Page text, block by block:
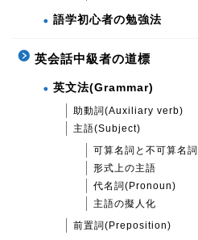
語学初心者の勉強法
英会話中級者の道標
英文法(Grammar)
助動詞(Auxiliary verb)
主語(Subject)
可算名詞と不可算名詞
形式上の主語
代名詞(Pronoun)
主語の擬人化
前置詞(Preposition)